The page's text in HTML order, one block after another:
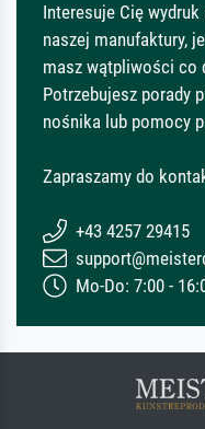
Interesuje Cię
naszej manufaktury,
masz wątpliwości co
Potrzebujesz porady
nośnika lub pomocy
Zapraszamy do
+43 4257 29415
Mo-Do: 7:00 -